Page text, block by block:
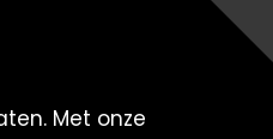
Met onze